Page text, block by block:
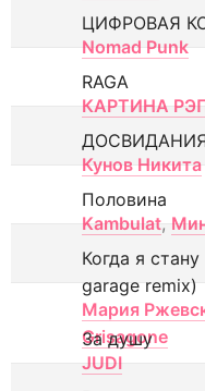
ЦИФРОВАЯ
Nomad Punk
RAGA
КАРТИНА
Кунов Никита
Половина
Kambulat,
Когда я
garage remix)
Мария
Grisagone
За душу
JUDI